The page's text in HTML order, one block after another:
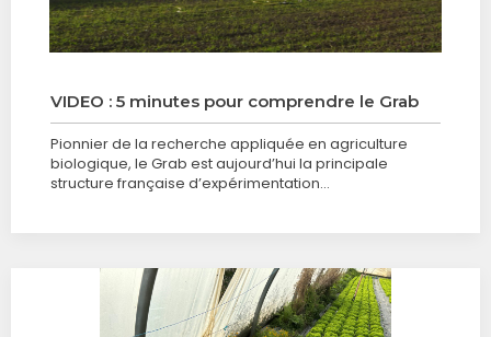
VIDEO : 5 minutes pour comprendre le Grab
Pionnier de la recherche appliquée en agriculture
biologique, le Grab est aujourd’hui la principale
structure française d’expérimentation…